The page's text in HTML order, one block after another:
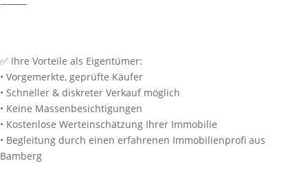
⸻
✅ Ihre Vorteile als Eigentümer:
• Vorgemerkte, geprüfte Käufer
• Schneller & diskreter Verkauf möglich
• Keine Massenbesichtigungen
• Kostenlose Werteinschätzung Ihrer Immobilie
• Begleitung durch einen erfahrenen Immobilienprofi aus
Bamberg